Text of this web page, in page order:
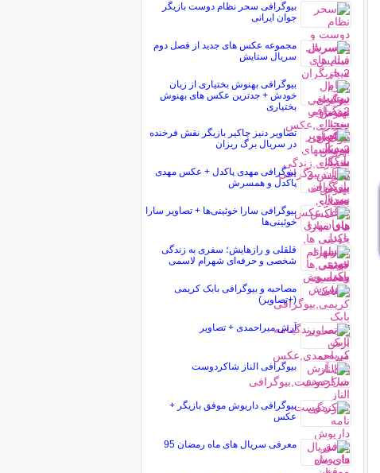
بیوگرافی سحر نظام دوست بازیگر
جوان ایرانی
مجموعه عکس های جدید از فصل دوم
سریال ستایش
بیوگرافی بهنوش بختیاری از زبان
خودش + جدترین عکس های بهنوش
بختیاری
تصاویر دنیز چاکیر بازیگر نقش فرخنده
در سریال برگ ریزان
بیوگرافی مهدی پاکدل + عکس مهدی
پاکدل و همسرش
بیوگرافی سارا خوئینی‌ها + تصاویر سارا
خوئینی‌ها
قلقلی و رازهایش؛ سفری به زندگی
شخصی و حرفه‌ای شهرام لاسمی
مصاحبه و بیوگرافی بابک کریمی
(+تصاویر)
آرش میراحمدی + تصاویر
بیوگرافی الناز شاکردوست
بیوگرافی داریوش موفق بازیگر +
عکس
معرفی سریال های ماه رمضان 95